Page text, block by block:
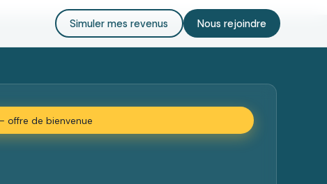
Simuler mes revenus Nous rejoindre
offre de bienvenue